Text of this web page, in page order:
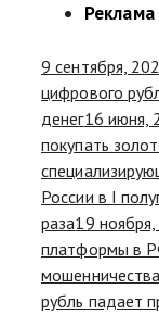
Реклама
9 сентября,
цифрового
денег16 июня,
покупать
России в I
раза19
платформы в
мошенничества
рубль падает